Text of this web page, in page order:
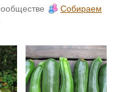
Собираем